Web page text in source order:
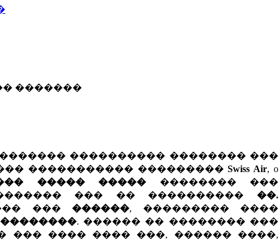
�������
���������� �������� ���
����������� ���������Swiss Air, o
����� ����� �������� ���
��� �� ���������� ��.
���������, ��������� ����
. ������ �� �������� ���
��� ���� ���� ���, ������ ����,